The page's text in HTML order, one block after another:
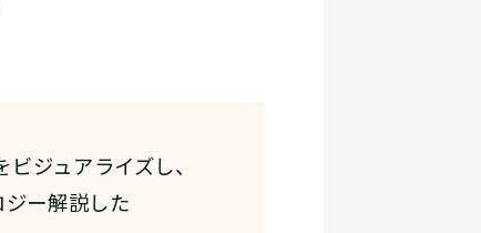
ジュアライズし、
ー解説した